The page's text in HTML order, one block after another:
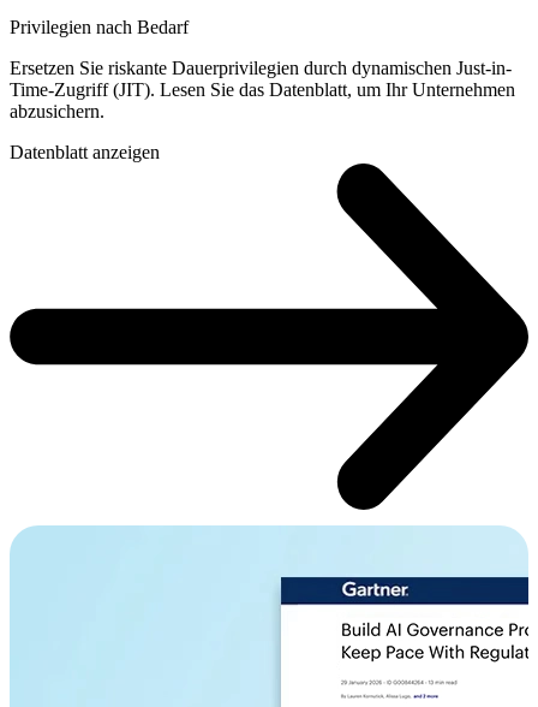
Privilegien nach Bedarf
Ersetzen Sie riskante Dauerprivilegien durch dynamischen Just-in-
Time-Zugriff (JIT). Lesen Sie das Datenblatt, um Ihr Unternehmen
abzusichern.
Datenblatt anzeigen